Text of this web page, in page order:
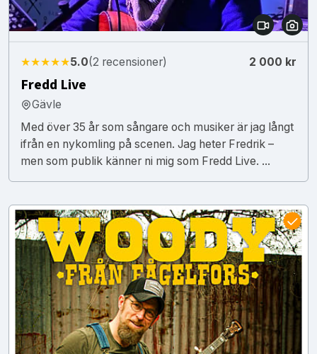
★★★★★5.0(2 recensioner) 2 000 kr
Fredd Live
Gävle
Med över 35 år som sångare och musiker är jag långt
ifrån en nykomling på scenen. Jag heter Fredrik –
men som publik känner ni mig som Fredd Live. ...